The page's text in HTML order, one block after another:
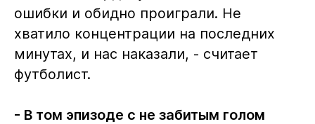
ошибки и обидно проиграли. Не
хватило концентрации на последних
минутах, и нас наказали, - считает
футболист.
- В том эпизоде с не забитым голом